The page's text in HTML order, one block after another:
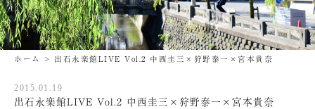
ホーム > 出石永楽館LIVE Vol.2 中西圭三×狩野泰一×宮本貴奈
2015.01.19
出石永楽館LIVE Vol.2 中西圭三×狩野泰一×宮本貴奈